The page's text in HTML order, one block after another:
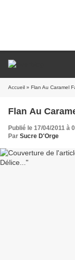
Accueil » Flan Au Caramel
Flan Au
Publié le 17/04/2011 à
Par Sucre D'Orge